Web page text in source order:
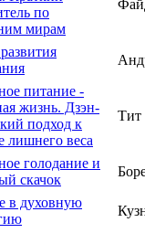
по
мирам
питание -
жизнь. Дзэн-
подход к
лишнего веса
Тит
голодание и
скачок
в духовную